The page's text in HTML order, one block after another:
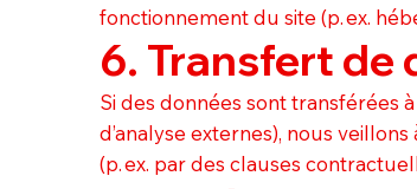
fonctionnement du site (p. ex.
6. Transfert de
Si des données sont transférées
d’analyse externes), nous
(p. ex. par des clauses